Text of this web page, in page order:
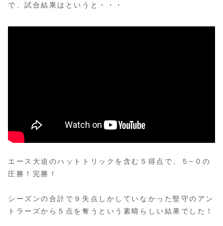
で、試合結果はというと・・・
エース大迫のハットトリックを含む５得点で、５−０の
圧勝！完勝！
シーズンの合計で９失点しかしていなかった堅守のアン
トラーズから５点を奪うという素晴らしい結果でした！